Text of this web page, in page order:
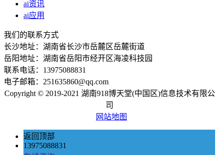
ai资讯
ai应用
我们的联系方式
长沙地址：湖南省长沙市岳麓区岳麓街道
岳阳地址：湖南省岳阳市经开区海凌科技园
联系电话：13975088831
电子邮箱：251635860@qq.com
Copyright © 2019-2021 湖南918博天堂(中国区)信息技术有限公
司
网站地图
返回顶部
13975088831